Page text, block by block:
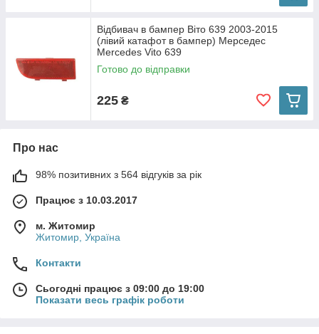
Відбивач в бампер Віто 639 2003-2015
(лівий катафот в бампер) Мерседес
Mercedes Vito 639
Готово до відправки
225 ₴
Про нас
98% позитивних з 564 відгуків за рік
Працює з 10.03.2017
м. Житомир
Житомир, Україна
Контакти
Сьогодні працює з 09:00 до 19:00
Показати весь графік роботи